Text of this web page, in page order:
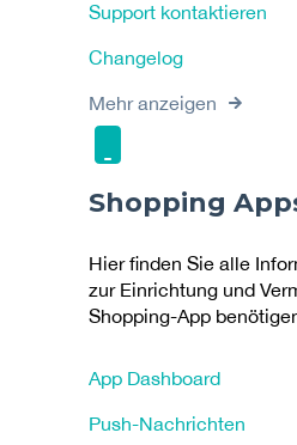
Support kontaktieren
Changelog
Mehr anzeigen
Shopping
Hier finden Sie alle
zur Einrichtung und
Shopping-App
App Dashboard
Push-Nachrichten